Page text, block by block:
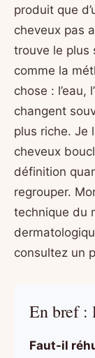
produit que
cheveux pas
trouve le plus
comme la
chose : l’eau,
changent
plus riche. Je
cheveux
définition
regrouper.
technique du
consultez un
En bref :
Faut-il